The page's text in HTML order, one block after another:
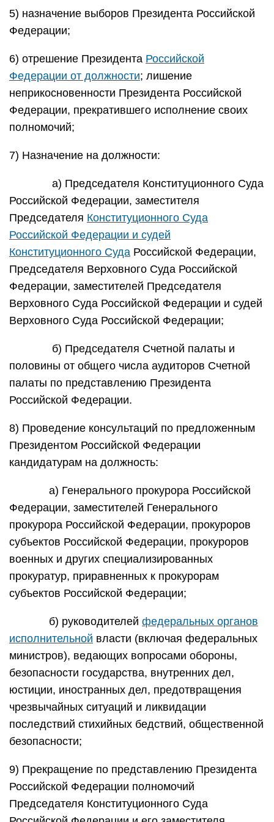
5) назначение выборов Президента Российской
Федерации;
6) отрешение Президента Российской
Федерации от должности; лишение
неприкосновенности Президента Российской
Федерации, прекратившего исполнение своих
полномочий;
7) Назначение на должности:
а) Председателя Конституционного Суда
Российской Федерации, заместителя
Председателя Конституционного Суда
Российской Федерации и судей
Конституционного Суда Российской Федерации,
Председателя Верховного Суда Российской
Федерации, заместителей Председателя
Верховного Суда Российской Федерации и судей
Верховного Суда Российской Федерации;
б) Председателя Счетной палаты и
половины от общего числа аудиторов Счетной
палаты по представлению Президента
Российской Федерации.
8) Проведение консультаций по предложенным
Президентом Российской Федерации
кандидатурам на должность:
а) Генерального прокурора Российской
Федерации, заместителей Генерального
прокурора Российской Федерации, прокуроров
субъектов Российской Федерации, прокуроров
военных и других специализированных
прокуратур, приравненных к прокурорам
субъектов Российской Федерации;
б) руководителей федеральных органов
исполнительной власти (включая федеральных
министров), ведающих вопросами обороны,
безопасности государства, внутренних дел,
юстиции, иностранных дел, предотвращения
чрезвычайных ситуаций и ликвидации
последствий стихийных бедствий, общественной
безопасности;
9) Прекращение по представлению Президента
Российской Федерации полномочий
Председателя Конституционного Суда